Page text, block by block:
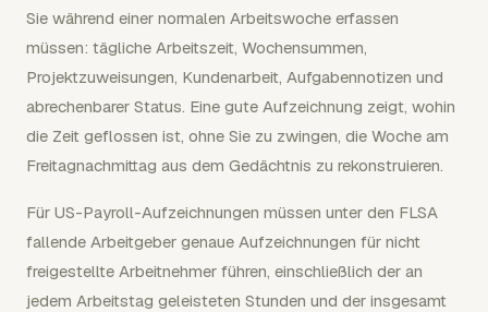
Sie während einer normalen Arbeitswoche erfassen
müssen: tägliche Arbeitszeit, Wochensummen,
Projektzuweisungen, Kundenarbeit, Aufgabennotizen und
abrechenbarer Status. Eine gute Aufzeichnung zeigt, wohin
die Zeit geflossen ist, ohne Sie zu zwingen, die Woche am
Freitagnachmittag aus dem Gedächtnis zu rekonstruieren.
Für US-Payroll-Aufzeichnungen müssen unter den FLSA
fallende Arbeitgeber genaue Aufzeichnungen für nicht
freigestellte Arbeitnehmer führen, einschließlich der an
jedem Arbeitstag geleisteten Stunden und der insgesamt